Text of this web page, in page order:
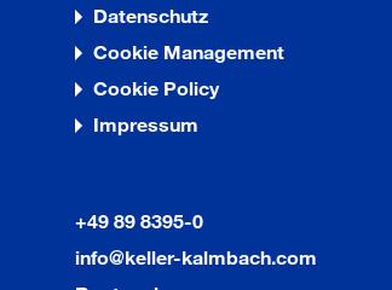
Datenschutz
Cookie Management
Cookie Policy
Impressum
+49 89 8395-0
info@keller-kalmbach.com